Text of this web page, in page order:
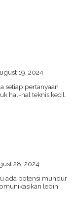
19, 2024
setiap pertanyaan
hal-hal teknis kecil.
28, 2024
ada potensi mundur
lebih